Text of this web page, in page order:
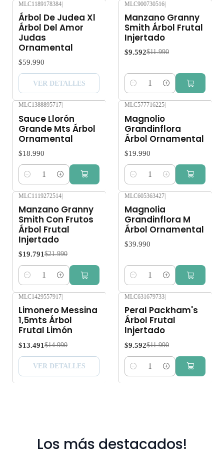
MLC1189178384
Árbol De Judea Xl
Árbol Del Amor
Judas
Ornamental
$59.990
VER DETALLES
MLC900730516
Manzano Granny
Smith Árbol Frutal
Injertado
$9.592$11.990
Cantidad
MLC1388895717
Sauce Llorón
Grande Mts Árbol
Ornamental
$18.990
Cantidad
MLC577716225
Magnolio
Grandinflora
Árbol Ornamental
$19.990
Cantidad
MLC1119272514|
Manzano Granny
Smith Con Frutos
Árbol Frutal
Injertado
$19.791 $21.990
Cantidad
MLC605363427|
Magnolia
Grandinflora M
Árbol Ornamental
$39.990
Cantidad
Agotado
MLC1429557917
Limonero Messina
1,5mts Árbol
Frutal Limón
$13.491 $14.990
VER DETALLES
MLC631679733
Peral Packham's
Árbol Frutal
Injertado
$9.592$11.990
Cantidad
Los más destacados!